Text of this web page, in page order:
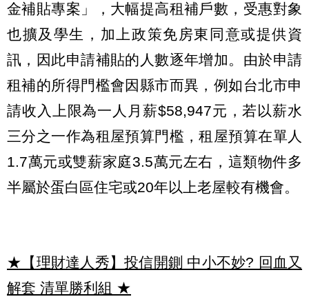
金補貼專案」，大幅提高租補戶數，受惠對象
也擴及學生，加上政策免房東同意或提供資
訊，因此申請補貼的人數逐年增加。由於申請
租補的所得門檻會因縣市而異，例如台北市申
請收入上限為一人月薪$58,947元，若以薪水
三分之一作為租屋預算門檻，租屋預算在單人
1.7萬元或雙薪家庭3.5萬元左右，這類物件多
半屬於蛋白區住宅或20年以上老屋較有機會。
★【理財達人秀】投信開鍘 中小不妙? 回血又
解套 清單勝利組 ★